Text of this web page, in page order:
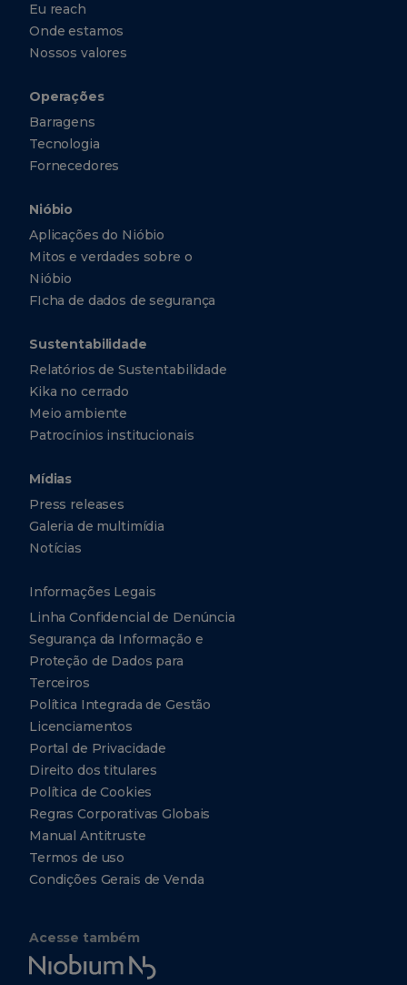
Eu reach
Onde estamos
Nossos valores
Operações
Barragens
Tecnologia
Fornecedores
Nióbio
Aplicações do Nióbio
Mitos e verdades sobre o
Nióbio
FIcha de dados de segurança
Sustentabilidade
Relatórios de Sustentabilidade
Kika no cerrado
Meio ambiente
Patrocínios institucionais
Mídias
Press releases
Galeria de multimídia
Notícias
Informações Legais
Linha Confidencial de Denúncia
Segurança da Informação e
Proteção de Dados para
Terceiros
Política Integrada de Gestão
Licenciamentos
Portal de Privacidade
Direito dos titulares
Política de Cookies
Regras Corporativas Globais
Manual Antitruste
Termos de uso
Condições Gerais de Venda
Acesse também
Niobium
Tech